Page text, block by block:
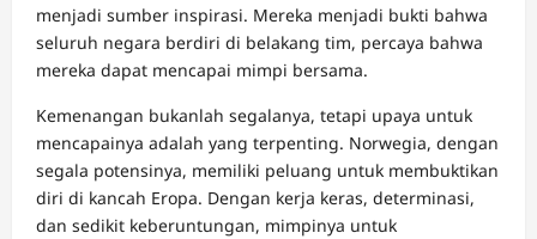
menjadi sumber inspirasi. Mereka menjadi bukti bahwa
seluruh negara berdiri di belakang tim, percaya bahwa
mereka dapat mencapai mimpi bersama.
Kemenangan bukanlah segalanya, tetapi upaya untuk
mencapainya adalah yang terpenting. Norwegia, dengan
segala potensinya, memiliki peluang untuk membuktikan
diri di kancah Eropa. Dengan kerja keras, determinasi,
dan sedikit keberuntungan, mimpinya untuk